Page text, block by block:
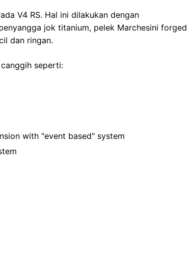
V4 RS. Hal ini dilakukan dengan
jok titanium, pelek Marchesini forged
dan ringan.
seperti:
with "event based" system